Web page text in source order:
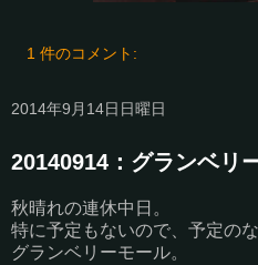
1 件のコメント:
2014年9月14日日曜日
20140914：グランベリ
秋晴れの連休中日。
特に予定もないので、予定の
グランベリーモール。